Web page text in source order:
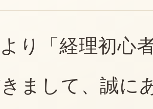
り「経理初心
まして、誠に